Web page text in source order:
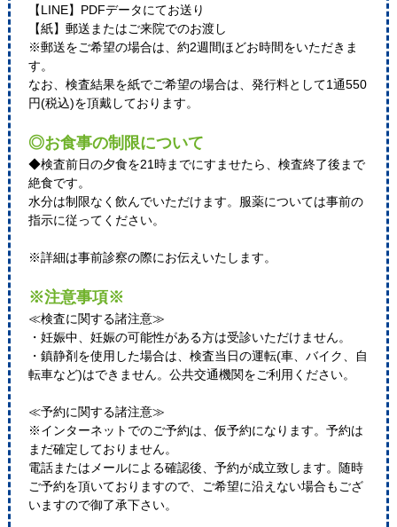
【LINE】PDFデータにてお送り
【紙】郵送またはご来院でのお渡し
※郵送をご希望の場合は、約2週間ほどお時間をいただきま
す。
なお、検査結果を紙でご希望の場合は、発行料として1通550
円(税込)を頂戴しております。
◎お食事の制限について
◆検査前日の夕食を21時までにすませたら、検査終了後まで
絶食です。
水分は制限なく飲んでいただけます。服薬については事前の
指示に従ってください。
※詳細は事前診察の際にお伝えいたします。
※注意事項※
≪検査に関する諸注意≫
・妊娠中、妊娠の可能性がある方は受診いただけません。
・鎮静剤を使用した場合は、検査当日の運転(車、バイク、自
転車など)はできません。公共交通機関をご利用ください。
≪予約に関する諸注意≫
※インターネットでのご予約は、仮予約になります。予約は
まだ確定しておりません。
電話またはメールによる確認後、予約が成立致します。随時
ご予約を頂いておりますので、ご希望に沿えない場合もござ
いますので御了承下さい。